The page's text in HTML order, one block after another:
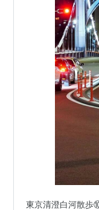
東京清澄白河散歩